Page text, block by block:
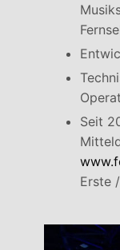
Seit
Erste